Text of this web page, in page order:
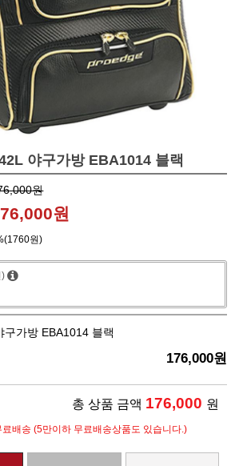
야구가방 EBA1014 블랙
원
원
원)
)
가방 EBA1014 블랙
176,000원
총 상품 금액 176,000 원
배송 (5만이하 무료배송상품도 있습니다.)